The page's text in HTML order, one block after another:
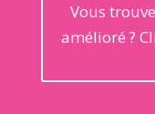
Vous
amélioré ?